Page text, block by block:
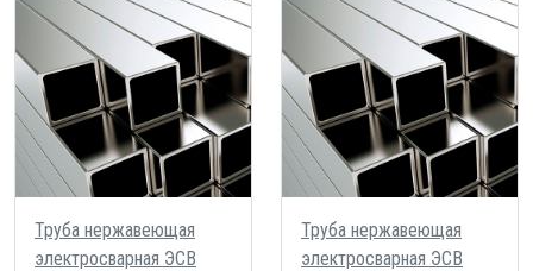
Труба нержавеющая
электросварная ЭСВ
Труба нержавеющая
электросварная ЭСВ